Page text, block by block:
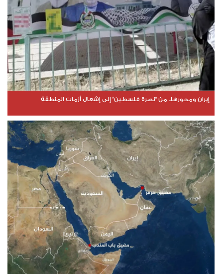
إيران ومحورها.. من "نصرة فلسطين" إلى إشعال أزمات المنطقة